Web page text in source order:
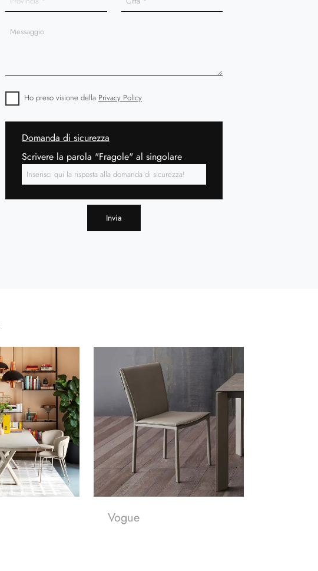
Ho preso visione della Privacy Policy
Domanda di sicurezza
Scrivere la parola "Fragole" al singolare
Invia
Vogue